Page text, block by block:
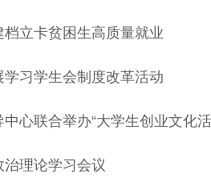
立卡贫困生高质量就业
习学生会制度改革活动
心联合举办“大学生创业文化
理论学习会议